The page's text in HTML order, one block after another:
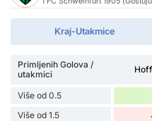
Kraj-Utakmice
Primljenih Golova /
utakmici
Više od 0.5
Više od 1.5